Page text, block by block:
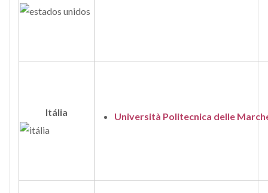
Itália Università Politecnica delle